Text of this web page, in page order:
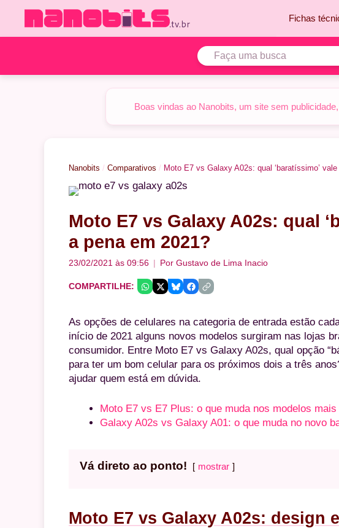
o
Fichas
Boas vindas ao Nanobits, um site sem
Nanobits / Comparativos / Moto E7 vs Galaxy A02s: qual ‘baratíssimo’
Moto E7 vs Galaxy A02s: qual
a pena em 2021?
23/02/2021 às 09:56 Por Gustavo de Lima Inacio
COMPARTILHE:
As opções de celulares na categoria de entrada estão
início de 2021 alguns novos modelos surgiram nas lojas
consumidor. Entre Moto E7 vs Galaxy A02s, qual opção
para ter um bom celular para os próximos dois a três
ajudar quem está em dúvida.
Moto E7 vs E7 Plus: o que muda nos modelos
Galaxy A02s vs Galaxy A01: o que muda no novo
Vá direto ao ponto! mostrar
Moto E7 vs Galaxy A02s: design